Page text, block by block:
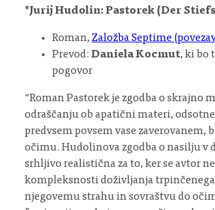
*Jurij Hudolin: Pastorek (Der
Roman,Založba Septime
Prevod: Daniela Kocmut, ki bo
pogovor
“Roman Pastorek je zgodba o skrajno
odraščanju ob apatični materi,
predvsem povsem vase zaverovanem,
očimu. Hudolinova zgodba o nasilju v
srhljivo realistična za to, ker se avtor
kompleksnosti doživljanja
njegovemu strahu in sovraštvu do